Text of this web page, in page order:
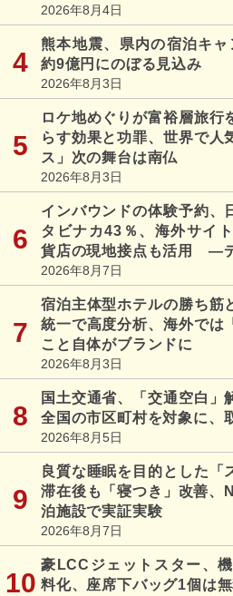
2026年8月4日
熊本地震、県内の宿泊キャ
約9億円にのぼる見込み
2026年8月3日
ロケ地めぐりが富裕層旅行
らす効果と功罪、世界で人
ス」次の舞台は南仏
2026年8月3日
インバウンドの体験予約、
タビナカ43％、海外サイ
貨店の現地接点も活用 ―
2026年8月7日
宿泊主体型ホテルの勝ち
統一で高度分析、海外では
こと自体がブランドに
2026年8月3日
国土交通省、「交通空白」
全国の市区町村を対象に、
2026年8月5日
良質な睡眠を目的とした「
滞在後も「寝つき」改善、
泊施設で実証実験
2026年8月7日
豪LCCジェットスター、
料化、座席下バッグ1個は